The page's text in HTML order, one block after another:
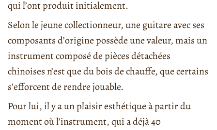
qui l’ont produit initialement.
Selon le jeune collectionneur, une guitare avec ses
composants d’origine possède une valeur, mais un
instrument composé de pièces détachées
chinoises n’est que du bois de chauffe, que certains
s’efforcent de rendre jouable.
Pour lui, il y a un plaisir esthétique à partir du
moment où l’instrument, qui a déjà 40